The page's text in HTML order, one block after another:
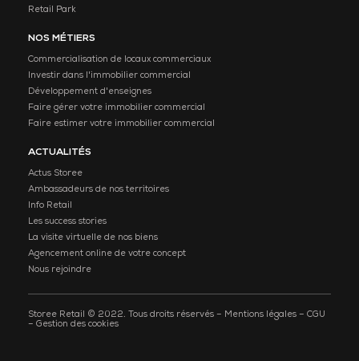
Retail Park
NOS MÉTIERS
Commercialisation de locaux commerciaux
Investir dans l'immobilier commercial
Développement d'enseignes
Faire gérer votre immobilier commercial
Faire estimer votre immobilier commercial
ACTUALITÉS
Actus Storee
Ambassadeurs de nos territoires
Info Retail
Les success stories
La visite virtuelle de nos biens
Agencement online de votre concept
Nous rejoindre
Storee Retail © 2022. Tous droits réservés – Mentions légales – CGU
– Gestion des cookies